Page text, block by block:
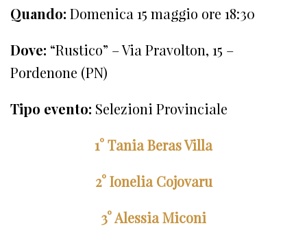
Quando: Domenica 15 maggio ore 18:30
Dove: “Rustico” – Via Pravolton, 15 –
Pordenone (PN)
Tipo evento: Selezioni Provinciale
1° Tania Beras Villa
2° Ionelia Cojovaru
3° Alessia Miconi